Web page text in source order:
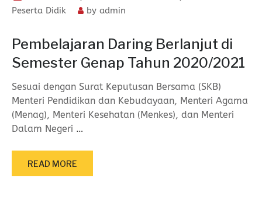
Peserta Didik
by admin
Pembelajaran Daring Berlanjut di
Semester Genap Tahun 2020/2021
Sesuai dengan Surat Keputusan Bersama (SKB)
Menteri Pendidikan dan Kebudayaan, Menteri Agama
(Menag), Menteri Kesehatan (Menkes), dan Menteri
Dalam Negeri …
READ MORE